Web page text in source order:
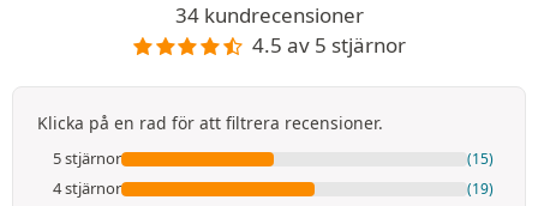
34 kundrecensioner
4.5 av 5 stjärnor
Klicka på en rad för att filtrera recensioner.
5 stjärnor (15)
4 stjärnor (19)